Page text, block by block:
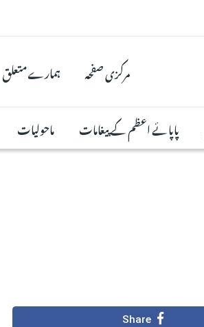
مرکزی صفحہ ہمارے متعلق
پاپائے اعظم کے پیغامات ماحولیات
Share